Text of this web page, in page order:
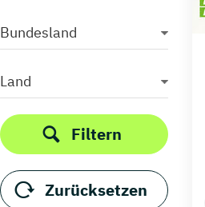
Bundesland
Land
Filtern
Zurücksetzen